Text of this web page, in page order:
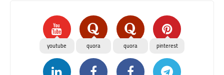
pinterest
quora
quora
youtube